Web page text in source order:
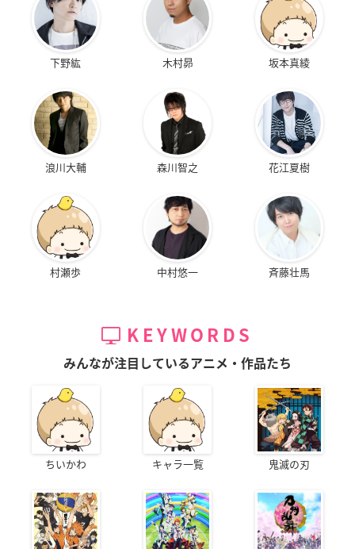
下野紘 木村昴 坂本真綾
浪川大輔 森川智之 花江夏樹
村瀬歩 中村悠一 斉藤壮馬
KEYWORDS
みんなが注目しているアニメ・作品たち
ちいかわ キャラ一覧 鬼滅の刃